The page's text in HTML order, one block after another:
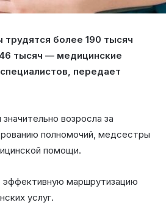
более 190 тысяч
тысяч — медицинские
передает
возросла за
полномочий, медсестры
помощи.
эффективную маршрутизацию
услуг.